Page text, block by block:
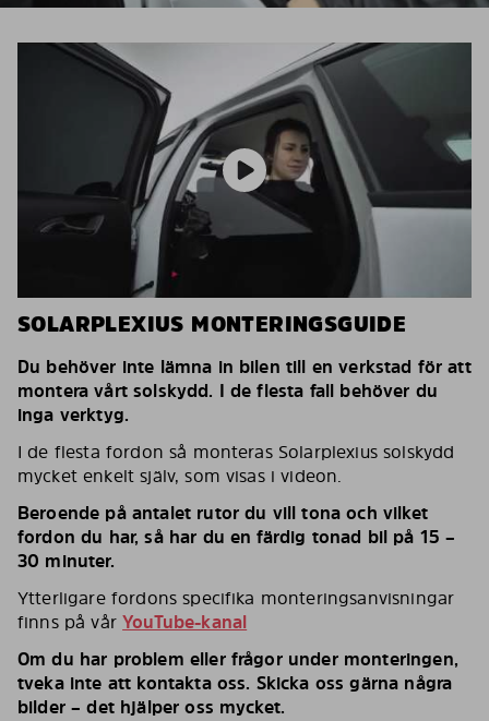
SOLARPLEXIUS MONTERINGSGUIDE
Du behöver inte lämna in bilen till en verkstad för att
montera vårt solskydd. I de flesta fall behöver du
inga verktyg.
I de flesta fordon så monteras Solarplexius solskydd
mycket enkelt själv, som visas i videon.
Beroende på antalet rutor du vill tona och vilket
fordon du har, så har du en färdig tonad bil på 15 –
30 minuter.
Ytterligare fordons specifika monteringsanvisningar
finns på vårYouTube-kanal
Om du har problem eller frågor under monteringen,
tveka inte att kontakta oss. Skicka oss gärna några
bilder – det hjälper oss mycket.